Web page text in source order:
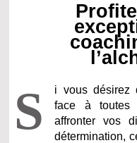
S
i vous désirez
face à toutes
affronter vos
détermination,